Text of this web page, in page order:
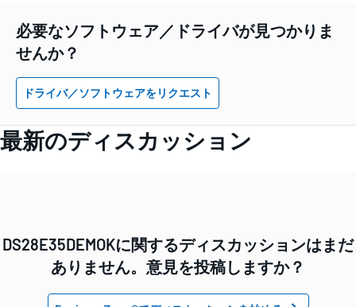
必要なソフトウェア／ドライバが見つかりま
せんか？
ドライバ／ソフトウェアをリクエスト
最新のディスカッション
DS28E35DEMOKに関するディスカッションはまだ
ありません。意見を投稿しますか？